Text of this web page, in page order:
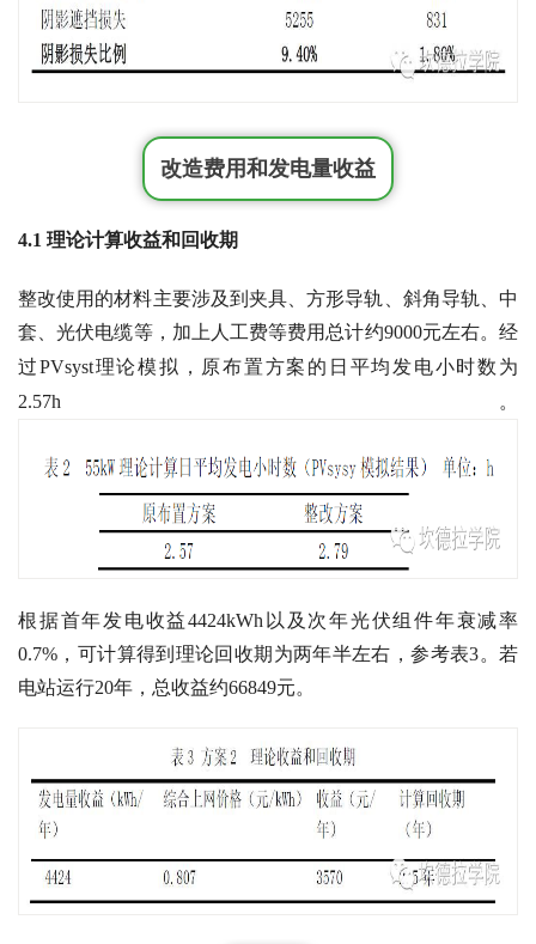
改造费用和发电量收益
4.1 理论计算收益和回收期
整改使用的材料主要涉及到夹具、方形导轨、斜角导轨、中
套、光伏电缆等，加上人工费等费用总计约9000元左右。 经
过PVsyst理论模拟，原布置方案的日平均发电小时数为
2.57h。
根据首年发电收益4424kWh以及次年光伏组件年衰减率
0.7%，可计算得到理论回收期为两年半左右，参考表3。若
电站运行20年，总收益约66849元。